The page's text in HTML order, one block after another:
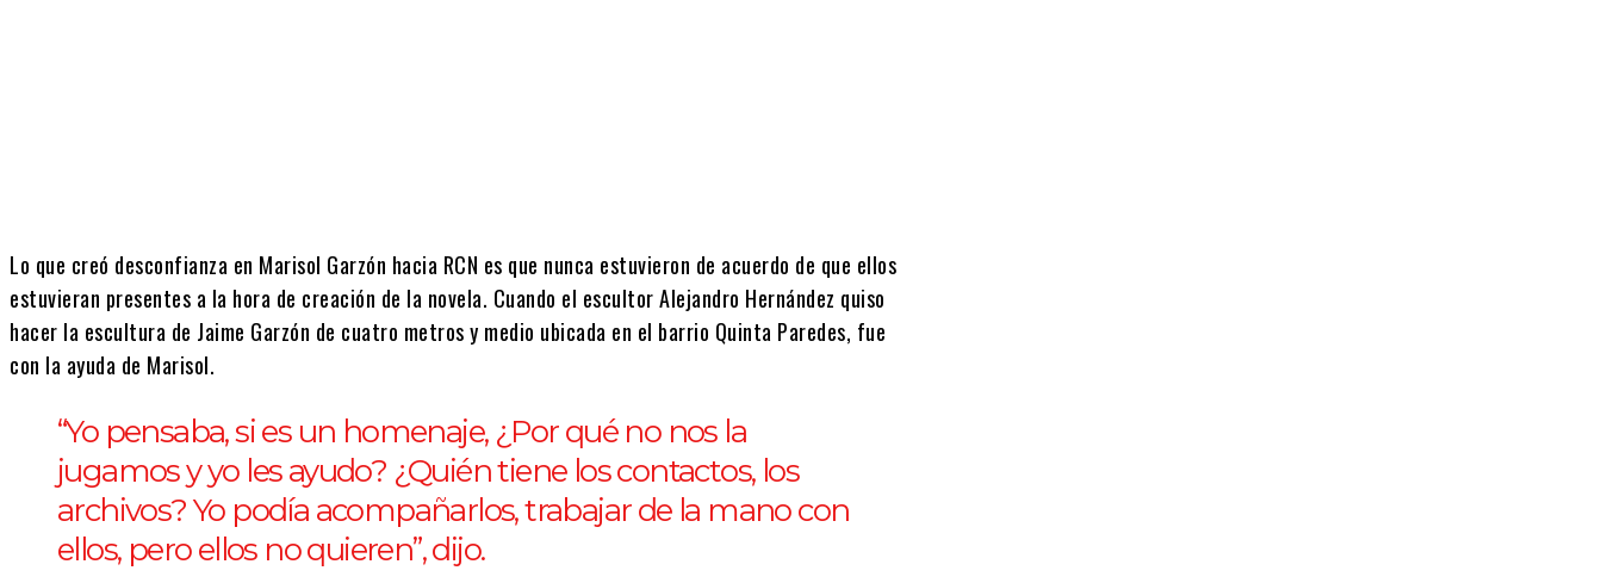
Lo que creó desconfianza en Marisol Garzón hacia RCN es que nunca estuvieron de acuerdo de que ellos
estuvieran presentes a la hora de creación de la novela. Cuando el escultor Alejandro Hernández quiso
hacer la escultura de Jaime Garzón de cuatro metros y medio ubicada en el barrio Quinta Paredes, fue
con la ayuda de Marisol.
“Yo pensaba, si es un homenaje, ¿Por qué no nos la
jugamos y yo les ayudo? ¿Quién tiene los contactos, los
archivos? Yo podía acompañarlos, trabajar de la mano con
ellos, pero ellos no quieren”, dijo.